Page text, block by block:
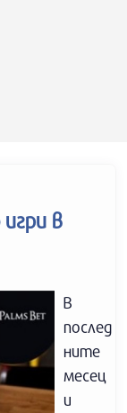
в
В
послед
ните
месец
и